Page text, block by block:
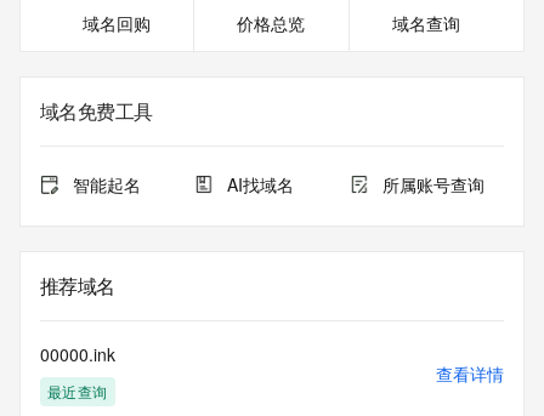
域名回购 价格总览 域名查询
域名免费工具
智能起名 AI找域名 所属账号查询
推荐域名
00000.ink
最近查询
查看详情